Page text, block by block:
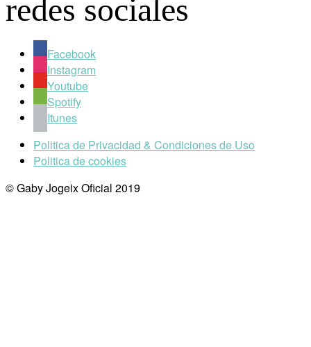
redes sociales
Facebook
Instagram
Youtube
Spotify
Itunes
Politica de Privacidad & Condiciones de Uso
Politica de cookies
© Gaby Jogeix Oficial 2019